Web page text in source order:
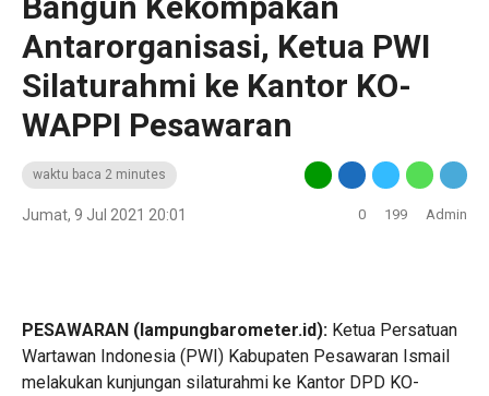
Antarorganisasi, Ketua PWI
Silaturahmi ke Kantor KO-
WAPPI Pesawaran
waktu baca 2 minutes
Jumat, 9 Jul 2021 20:01 0 199 Admin
PESAWARAN (lampungbarometer.id): Ketua Persatuan
Wartawan Indonesia (PWI) Kabupaten Pesawaran Ismail
melakukan kunjungan silaturahmi ke Kantor DPD KO-